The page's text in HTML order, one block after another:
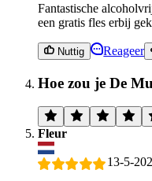
Fantastische
een gratis fles erbij
Nuttig Reageer
Hoe zou je De
Fleur
13-5-